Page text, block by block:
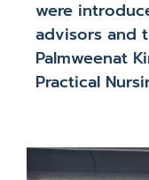
were
advisors and
Palmweenat
Practical